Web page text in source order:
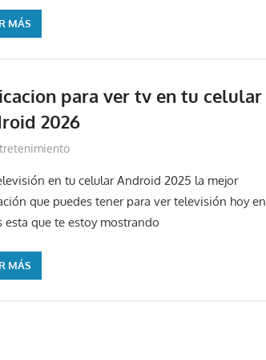
MÁS
para ver tv en tu celular
2026
febrero de 2024
Espinal
en tu celular Android 2025 la mejor
que puedes tener para ver televisión hoy en
esta que te estoy mostrando
MÁS